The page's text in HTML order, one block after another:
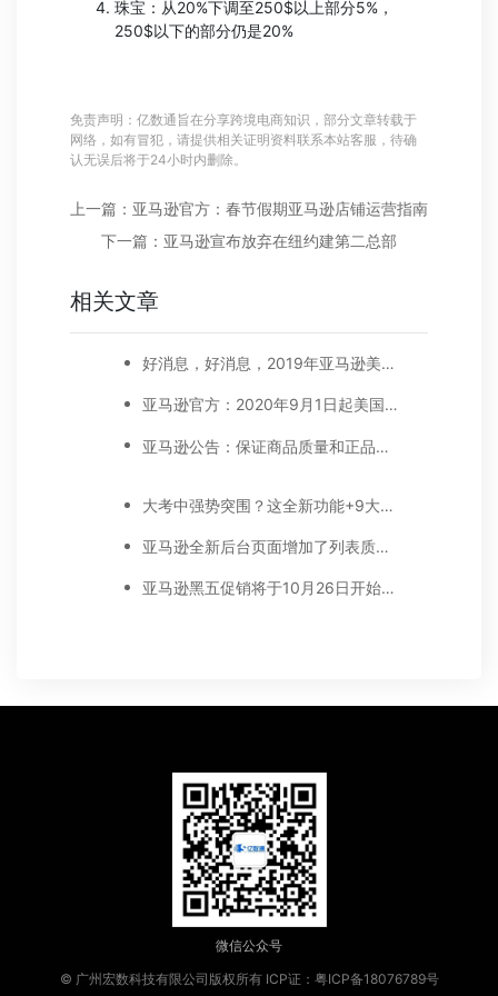
珠宝：从20%下调至250$以上部分5%，
250$以下的部分仍是20%
免责声明：亿数通旨在分享跨境电商知识，部分文章转载于
网络，如有冒犯，请提供相关证明资料联系本站客服，待确
认无误后将于24小时内删除。
上一篇：亚马逊官方：春节假期亚马逊店铺运营指南
下一篇：亚马逊宣布放弃在纽约建第二总部
相关文章
好消息，好消息，2019年亚马逊美国站减免长期仓储费。下调销售佣金！
亚马逊官方：2020年9月1日起美国站卖家的公司名称和地址要显示在卖家资料页面
亚马逊公告：保证商品质量和正品的实践指南
大考中强势突围？这全新功能+9大重点让你出奇制胜
亚马逊全新后台页面增加了列表质量面板
亚马逊黑五促销将于10月26日开始预热，附上促销提交​截止时间表！
微信公众号
© 广州宏数科技有限公司版权所有 ICP证：粤ICP备18076789号